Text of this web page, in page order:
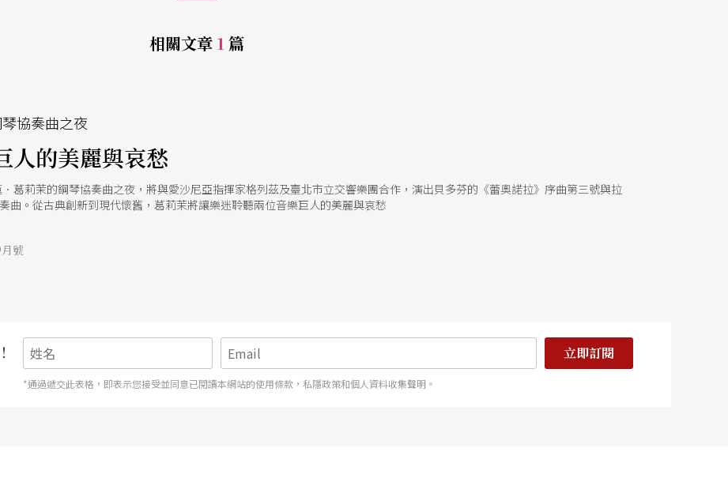
相關文章 1 篇
協奏曲之夜
人的美麗與哀愁
葛莉茉的鋼琴協奏曲之夜，將與愛沙尼亞指揮家格列茲及臺北市立交響樂團合作，演出貝多芬的《蕾奧諾拉》序曲第三號與拉
曲。從古典創新到現代懷舊，葛莉茉將讓樂迷聆聽兩位音樂巨人的美麗與哀愁
號
立即訂閱
*通過遞交此表格，即表示您接受並同意已閱讀本網站的使用條款，私隱政策和個人資料收集聲明。